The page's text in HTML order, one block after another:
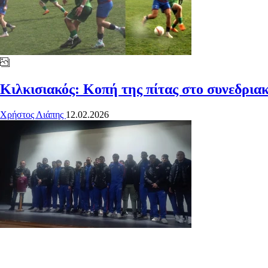
Κιλκισιακός: Κοπή της πίτας στο
Χρήστος Λιάπης 12.02.2026